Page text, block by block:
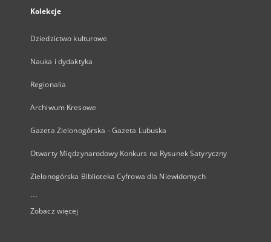
Kolekcje
Dziedzictwo kulturowe
Nauka i dydaktyka
Regionalia
Archiwum Kresowe
Gazeta Zielonogórska - Gazeta Lubuska
Otwarty Międzynarodowy Konkurs na Rysunek Satyryczny
Zielonogórska Biblioteka Cyfrowa dla Niewidomych
...
Zobacz więcej